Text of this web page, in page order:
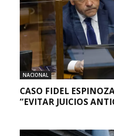
NACIONAL
CASO FIDEL
“EVITAR JUICIOS